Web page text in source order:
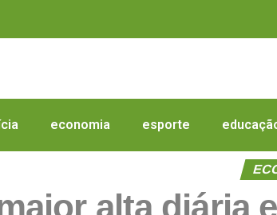
economia esporte
alta diária